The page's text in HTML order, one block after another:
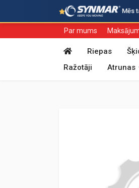
·Mēs
Par mums
Riepas
Ražotāji
Atrunas